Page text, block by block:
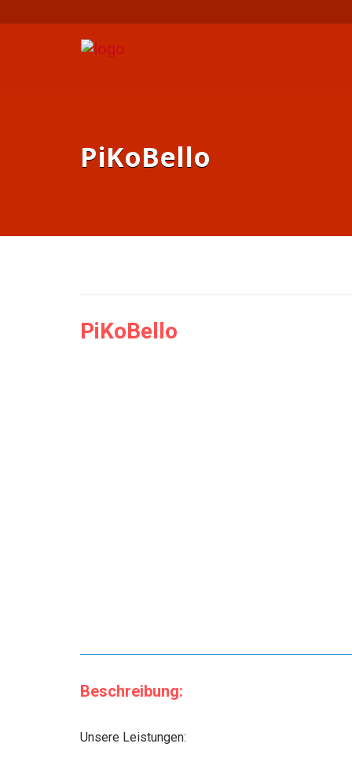
PiKoBello
PiKoBello
Beschreibung:
Unsere Leistungen: